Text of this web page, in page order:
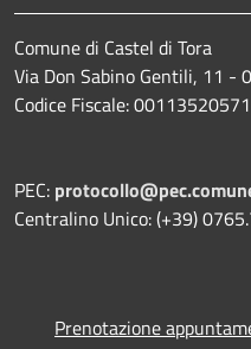
Comune di Castel di Tora
Via Don Sabino Gentili, 11 -
Codice Fiscale: 00113520571
PEC:
Centralino Unico: (+39)
Prenotazione